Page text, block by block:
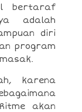
bertaraf
adalah
diri
program
karena
akan